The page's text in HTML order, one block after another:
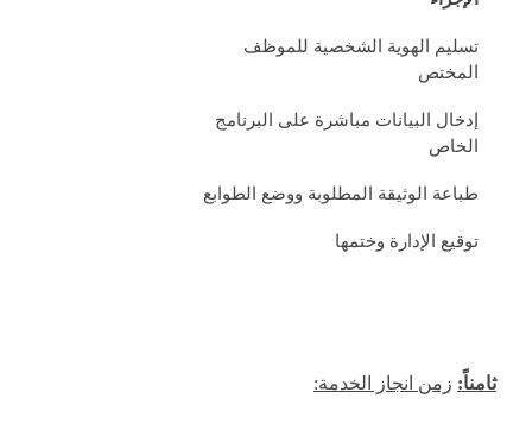
تسليم الهوية الشخصية للموظف
المختص
إدخال البيانات مباشرة على البرنامج
الخاص
طباعة الوثيقة المطلوبة ووضع الطوابع
توقيع الإدارة وختمها
ثامناً: زمن انجاز الخدمة: